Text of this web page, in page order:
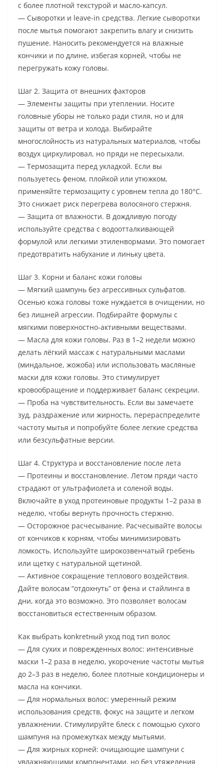
с более плотной текстурой и масло-капсул.
— Сыворотки и leave-in средства. Легкие сыворотки
после мытья помогают закрепить влагу и снизить
пушение. Наносить рекомендуется на влажные
кончики и по длине, избегая корней, чтобы не
перегружать кожу головы.
Шаг 2. Защита от внешних факторов
— Элементы защиты при утеплении. Носите
головные уборы не только ради стиля, но и для
защиты от ветра и холода. Выбирайте
многослойность из натуральных материалов, чтобы
воздух циркулировал, но пряди не пересыхали.
— Термозащита перед укладкой. Если вы
пользуетесь феном, плойкой или утюжком,
применяйте термозащиту с уровнем тепла до 180°C.
Это снижает риск перегрева волосяного стержня.
— Защита от влажности. В дождливую погоду
используйте средства с водоотталкивающей
формулой или легкими этиленвормами. Это помогает
предотвратить набухание и линьку цвета.
Шаг 3. Корни и баланс кожи головы
— Мягкий шампунь без агрессивных сульфатов.
Осенью кожа головы тоже нуждается в очищении, но
без лишней агрессии. Подбирайте формулы с
мягкими поверхностно-активными веществами.
— Масла для кожи головы. Раз в 1–2 недели можно
делать лёгкий массаж с натуральными маслами
(миндальное, жожоба) или использовать масляные
маски для кожи головы. Это стимулирует
кровообращение и поддерживает баланс секреции.
— Проба на чувствительность. Если вы замечаете
зуд, раздражение или жирность, перераспределите
частоту мытья и попробуйте более легкие средства
или безсульфатные версии.
Шаг 4. Структура и восстановление после лета
— Протеины и восстановление. Летом пряди часто
страдают от ультрафиолета и соленой воды.
Включайте в уход протеиновые продукты 1–2 раза в
неделю, чтобы вернуть прочность стержню.
— Осторожное расчесывание. Расчесывайте волосы
от кончиков к корням, чтобы минимизировать
ломкость. Используйте широкозвенчатый гребень
или щетку с натуральной щетиной.
— Активное сокращение теплового воздействия.
Дайте волосам “отдохнуть” от фена и стайлинга в
дни, когда это возможно. Это позволяет волосам
восстановиться естественным образом.
Как выбрать konkretный уход под тип волос
— Для сухих и поврежденных волос: интенсивные
маски 1–2 раза в неделю, укорочение частоты мытья
до 2–3 раз в неделю, более плотные кондиционеры и
масла на кончики.
— Для нормальных волос: умеренный режим
использования средств, фокус на защите и легком
увлажнении. Стимулируйте блеск с помощью сухого
шампуня на промежутках между мытьями.
— Для жирных корней: очищающие шампуни с
увлажняющими компонентами, но без утяжеления